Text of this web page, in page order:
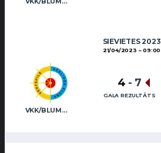
SIEVIETES 2023
21/04/2023 09:00
VKK/BLUMBERGA-BĒRZIŅA
4 - 7
GALA REZULTĀTS